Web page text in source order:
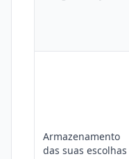
Armazenamento
das suas escolhas